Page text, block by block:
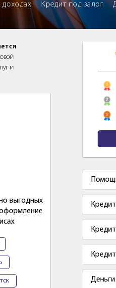
доходах Кредит под залог
и
выгодных
Деньги